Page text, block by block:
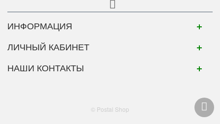
ИНФОРМАЦИЯ
ЛИЧНЫЙ КАБИНЕТ
НАШИ КОНТАКТЫ
© Postal Shop